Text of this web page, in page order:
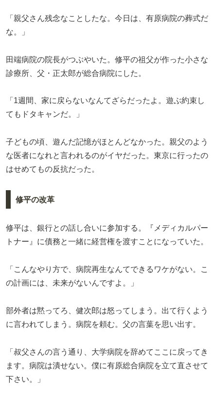
「親父さん残念なことしたな。今日は、有原病院の葬式だ
な。」
田端病院の院長がつぶやいた。修平の祖父が作った小さな
診療所、父・正太郎が総合病院にした。
「1週間、家に戻らないなんてざらだったよ。遊ぶ約束し
てもドタキャンだ。」
子どもの頃、遊んだ記憶がほとんどなかった。親父のよう
な医者になれと言われるのがイヤだった。東京に行ったの
はせめてもの反抗だった。
修平の改革
修平は、銀行との話し合いに参加する。『メディカルパー
トナー』に債務と一緒に経営権を渡すことになっていた。
「こんなやり方で、病院再生なんてできるワケがない。こ
の計画には、未来がないんですよ。」
部外者は黙ってろ、健次郎は怒ってしまう。出て行くよう
に言われてしまう。病院を頼む。父の言葉を思い出す。
「叔父さんの言う通り、大学病院を辞めてここに戻ってき
ます。病院は潰せない。僕に有原総合病院を立て直させて
下さい。」